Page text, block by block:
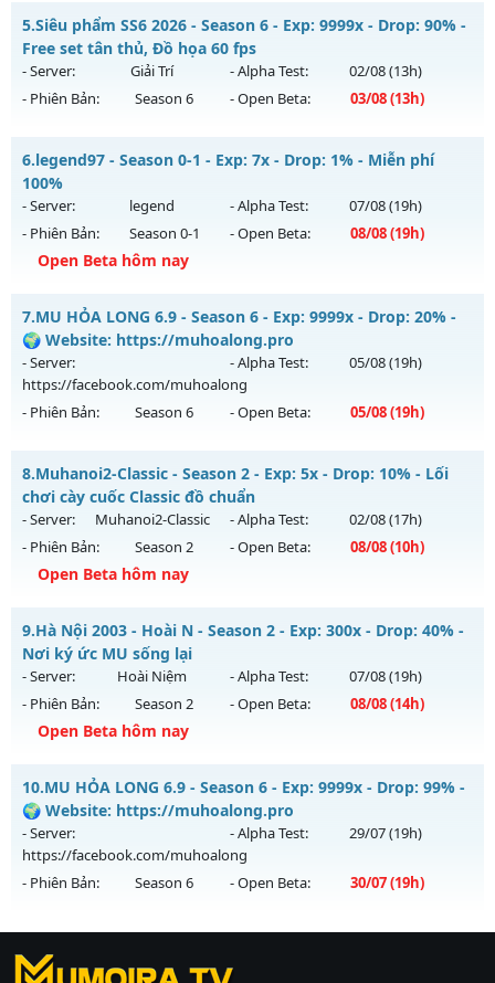
Thể loại: Mu Nguyên bản Webzen
Antihack: XShield
MU HỎA LONG - 🌍 Website: https://muhoalong.pro
Mu mới ra tháng 08 2026 - Mở máy chủ
https://facebook.com/muhoalongvào 08h ngày
07/08/2626
Kiểu reset: Non Reset
Thể loại: Mu Nguyên bản Webzen
Antihack: XShield
5.Siêu phẩm SS6 2026 - Season 6 - Exp: 9999x - Drop: 90% -
Free set tân thủ, Đồ họa 60 fps
- Server: Giải Trí - Alpha Test: 02/08(13h)
- Phiên Bản:
Season 6 - Open Beta: 03/08(13h)
Siêu phẩm SS6 2026 - Free set tân thủ, Đồ họa 60 fps
Mu mới ra tháng 08 2026 - Mở máy chủ
ngày 03/08/2626
Exp: 9999x - Drop: 90%
Kiểu reset: Reset In Game
Thể loại: Mu Bán Đồ Full Trong Shop
Antihack: Anti Phoenix
6.legend97 - Season 0-1 - Exp: 7x - Drop: 1% - Miễn phí
100%
- Server: legend - Alpha Test: 07/08(19h)
- Phiên Bản:
Season 0-1 - Open Beta: 08/08(19h)
Open Beta hôm nay
legend97 - Miễn phí 100%
Mu mới ra tháng 08 2026 - Mở máy chủ
ngày 08/08/2626
Exp: 7x - Drop: 1%
Antihack: Bandicam Hack 100%
7.MU HỎA LONG 6.9 - Season 6 - Exp: 9999x - Drop: 20% -
🌍 Website: https://muhoalong.pro
- Server:
https://facebook.com/muhoalong
- Alpha Test: 05/08(19h)
- Phiên Bản: Season 6 - Open Beta: 05/08(19h)
MU HỎA LONG 6.9 - 🌍 Website: https://muhoalong.pro
Mu mới ra tháng 08 2026 - Mở máy chủ
https://facebook.com/muhoalongvào 19h ngày
05/08/2626
Exp: 9999x - Drop: 20%
Thể loại: Mu Nguyên bản Webzen
Antihack: XShield
8.Muhanoi2-Classic - Season 2 - Exp: 5x - Drop: 10% - Lối
chơi cày cuốc Classic đồ chuẩn
- Server: Muhanoi2-Classic - Alpha Test: 02/08(17h)
- Phiên Bản:
Season 2 - Open Beta: 08/08(10h)
Open Beta hôm nay
Muhanoi2-Classic - Lối chơi cày cuốc Classic đồ chuẩn
Mu mới ra tháng 08 2026 - Mở máy chủ
vào 10h ngày 08/08/2626
Exp: 5x - Drop: 10%
Kiểu reset: Reset In Game
Thể loại: Mu Nguyên bản Webzen
Antihack: Pro
9.Hà Nội 2003 - Hoài N - Season 2 - Exp: 300x - Drop: 40% -
Nơi ký ức MU sống lại
- Server: Hoài Niệm - Alpha Test: 07/08(19h)
- Phiên Bản:
Season 2 - Open Beta: 08/08(14h)
Open Beta hôm nay
Hà Nội 2003 - Hoài N - Nơi ký ức MU sống lại
Mu mới ra tháng 08 2026 - Mở máy chủ
ngày 08/08/2626
Exp: 300x - Drop: 40%
Thể loại: Mu Custom thêm đồ mới
Antihack: UKG
10.MU HỎA LONG 6.9 - Season 6 - Exp: 9999x - Drop: 99% -
🌍 Website: https://muhoalong.pro
- Server:
https://facebook.com/muhoalong
- Alpha Test: 29/07(19h)
- Phiên Bản: Season 6 - Open Beta: 30/07(19h)
MU HỎA LONG 6.9 - 🌍 Website: https://muhoalong.pro
Mu mới ra tháng 07 2026 - Mở máy chủ
https://ktdb.net/ |789club